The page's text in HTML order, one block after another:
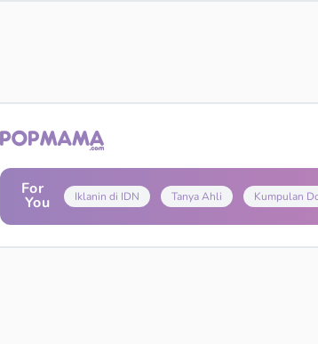
For
You Iklanin di IDN Tanya Ahli Kumpulan